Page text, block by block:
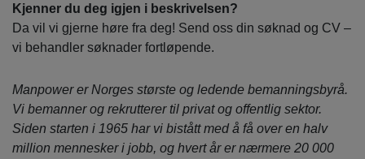
Kjenner du deg igjen i beskrivelsen?
Da vil vi gjerne høre fra deg! Send oss din søknad og CV –
vi behandler søknader fortløpende.
Manpower er Norges største og ledende bemanningsbyrå.
Vi bemanner og rekrutterer til privat og offentlig sektor.
Siden starten i 1965 har vi bistått med å få over en halv
million mennesker i jobb, og hvert år er nærmere 20 000